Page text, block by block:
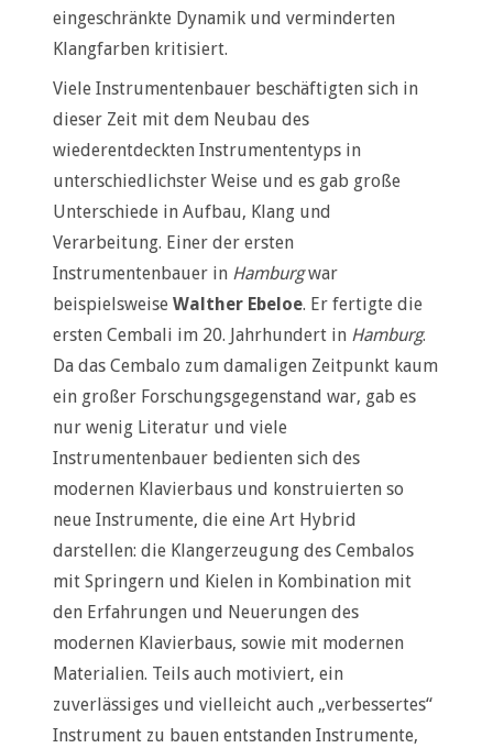
eingeschränkte Dynamik und verminderten
Klangfarben kritisiert.
Viele Instrumentenbauer beschäftigten sich in
dieser Zeit mit dem Neubau des
wiederentdeckten Instrumententyps in
unterschiedlichster Weise und es gab große
Unterschiede in Aufbau, Klang und
Verarbeitung. Einer der ersten
Instrumentenbauer in Hamburgwar
beispielsweise Walther Ebeloe. Er fertigte die
ersten Cembali im 20. Jahrhundert in Hamburg.
Da das Cembalo zum damaligen Zeitpunkt kaum
ein großer Forschungsgegenstand war, gab es
nur wenig Literatur und viele
Instrumentenbauer bedienten sich des
modernen Klavierbaus und konstruierten so
neue Instrumente, die eine Art Hybrid
darstellen: die Klangerzeugung des Cembalos
mit Springern und Kielen in Kombination mit
den Erfahrungen und Neuerungen des
modernen Klavierbaus, sowie mit modernen
Materialien. Teils auch motiviert, ein
zuverlässiges und vielleicht auch „verbessertes“
Instrument zu bauen entstanden Instrumente,